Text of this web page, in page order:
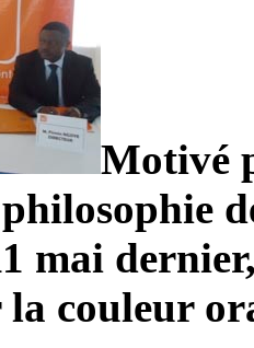
Motivé
mai
couleur